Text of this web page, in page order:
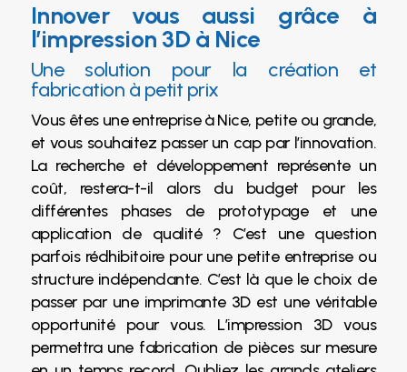
Innover vous aussi grâce à
l’impression 3D à Nice
Une solution pour la création et
fabrication à petit prix
Vous êtes une entreprise à Nice, petite ou grande,
et vous souhaitez passer un cap par l’innovation.
La recherche et développement représente un
coût, restera-t-il alors du budget pour les
différentes phases de prototypage et une
application de qualité ? C’est une question
parfois rédhibitoire pour une petite entreprise ou
structure indépendante. C’est là que le choix de
passer par une imprimante 3D est une véritable
opportunité pour vous. L’impression 3D vous
permettra une fabrication de pièces sur mesure